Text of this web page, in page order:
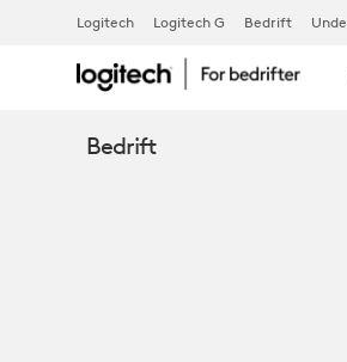
OG
Logitech Logitech G Bedrift
Bedrift